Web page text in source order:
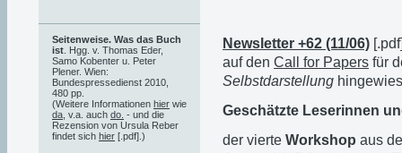
Newsletter +62 (11/06)
auf den Call for Papers für
Selbstdarstellung
Geschätzte Leserinnen
der vierte Workshop aus
Seitenweise. Was das Buch
ist . Hgg. v. Thomas Eder,
Samo Kobenter u. Peter
Plener. Wien:
Bundespressedienst 2010,
480 pp.
(Weitere Informationen hier wie
da , v.a. auch do. - und die
Rezension von Ursula Reber
findet sich hier [.pdf].)